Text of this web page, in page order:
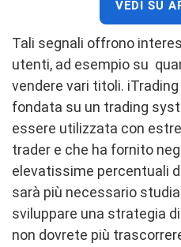
VEDI SU
Tali segnali offrono
utenti, ad esempio su
vendere vari titoli. iTrading
fondata su un trading
essere utilizzata con
trader e che ha fornito
elevatissime percentuali
sarà più necessario
sviluppare una strategia
non dovrete più